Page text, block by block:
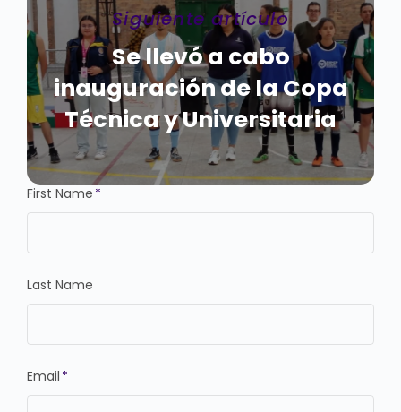
Siguiente artículo
Se llevó a cabo
inauguración de la Copa
Técnica y Universitaria
First Name *
Last Name
Email *